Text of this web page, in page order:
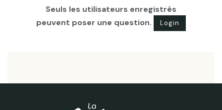
Seuls les utilisateurs enregistrés
peuvent poser une question.
Login